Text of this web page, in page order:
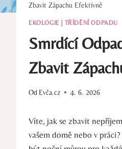
Zbavit Zápachu Efektivně
EKOLOGIE TŘÍDĚNÍ ODPADU
Smrdící
Zbavit
Od Evča.cz 4. 6. 2026
Víte, jak se zbavit
vašem domě ⁤nebo v